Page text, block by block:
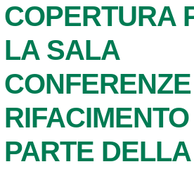
COPERTURA
LA SALA
CONFERENZE
PARTE